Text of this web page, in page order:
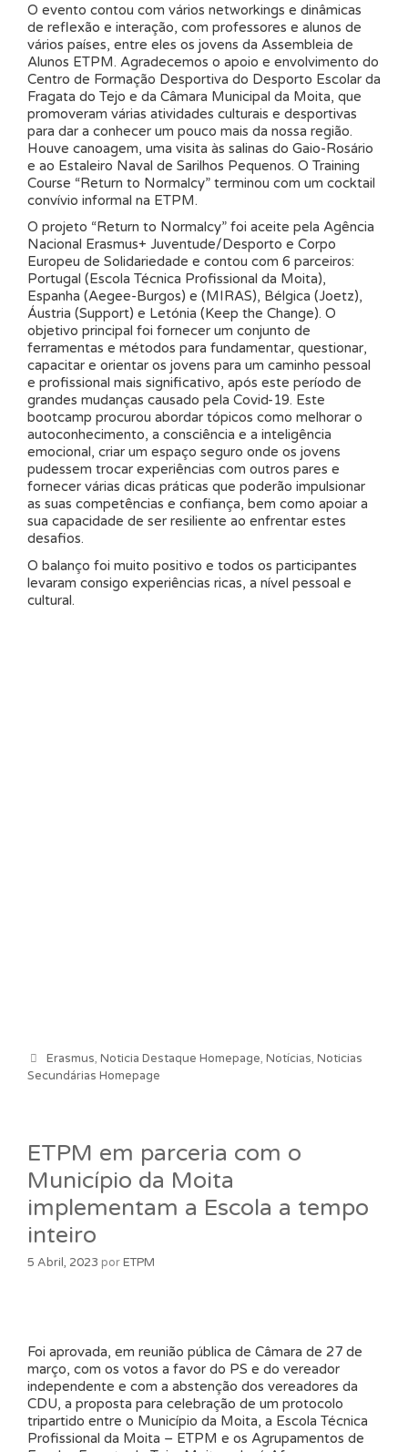
O evento contou com vários networkings e dinâmicas
de reflexão e interação, com professores e alunos de
vários países, entre eles os jovens da Assembleia de
Alunos ETPM. Agradecemos o apoio e envolvimento do
Centro de Formação Desportiva do Desporto Escolar da
Fragata do Tejo e da Câmara Municipal da Moita, que
promoveram várias atividades culturais e desportivas
para dar a conhecer um pouco mais da nossa região.
Houve canoagem, uma visita às salinas do Gaio-Rosário
e ao Estaleiro Naval de Sarilhos Pequenos. O Training
Course “Return to Normalcy” terminou com um cocktail
convívio informal na ETPM.
O projeto “Return to Normalcy” foi aceite pela Agência
Nacional Erasmus+ Juventude/Desporto e Corpo
Europeu de Solidariedade e contou com 6 parceiros:
Portugal (Escola Técnica Profissional da Moita),
Espanha (Aegee-Burgos) e (MIRAS), Bélgica (Joetz),
Áustria (Support) e Letónia (Keep the Change). O
objetivo principal foi fornecer um conjunto de
ferramentas e métodos para fundamentar, questionar,
capacitar e orientar os jovens para um caminho pessoal
e profissional mais significativo, após este período de
grandes mudanças causado pela Covid-19. Este
bootcamp procurou abordar tópicos como melhorar o
autoconhecimento, a consciência e a inteligência
emocional, criar um espaço seguro onde os jovens
pudessem trocar experiências com outros pares e
fornecer várias dicas práticas que poderão impulsionar
as suas competências e confiança, bem como apoiar a
sua capacidade de ser resiliente ao enfrentar estes
desafios.
O balanço foi muito positivo e todos os participantes
levaram consigo experiências ricas, a nível pessoal e
cultural.
Categorias
Erasmus, Noticia Destaque Homepage, Notícias, Noticias
Secundárias Homepage
ETPM em parceria com o
Município da Moita
implementam a Escola a tempo
inteiro
5 Abril, 2023 porETPM
Foi aprovada, em reunião pública de Câmara de 27 de
março, com os votos a favor do PS e do vereador
independente e com a abstenção dos vereadores da
CDU, a proposta para celebração de um protocolo
tripartido entre o Município da Moita, a Escola Técnica
Profissional da Moita – ETPM e os Agrupamentos de